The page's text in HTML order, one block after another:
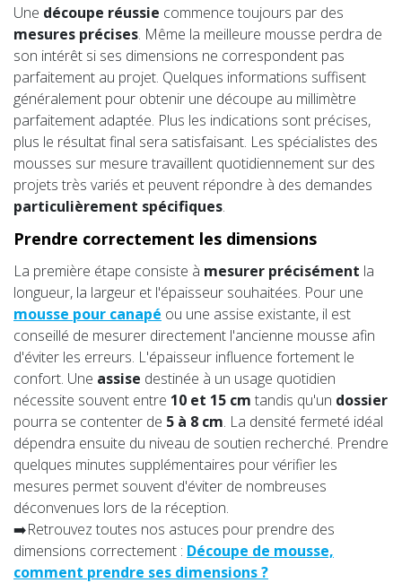
Une découpe réussie commence toujours par des
mesures précises. Même la meilleure mousse perdra de
son intérêt si ses dimensions ne correspondent pas
parfaitement au projet. Quelques informations suffisent
généralement pour obtenir une découpe au millimètre
parfaitement adaptée. Plus les indications sont précises,
plus le résultat final sera satisfaisant. Les spécialistes des
mousses sur mesure travaillent quotidiennement sur des
projets très variés et peuvent répondre à des demandes
particulièrement spécifiques.
Prendre correctement les dimensions
La première étape consiste à mesurer précisément la
longueur, la largeur et l'épaisseur souhaitées. Pour une
mousse pour canapé ou une assise existante, il est
conseillé de mesurer directement l'ancienne mousse afin
d'éviter les erreurs. L'épaisseur influence fortement le
confort. Une assise destinée à un usage quotidien
nécessite souvent entre 10 et 15 cm tandis qu'un dossier
pourra se contenter de 5 à 8 cm. La densité fermeté idéal
dépendra ensuite du niveau de soutien recherché. Prendre
quelques minutes supplémentaires pour vérifier les
mesures permet souvent d'éviter de nombreuses
déconvenues lors de la réception.
➡️Retrouvez toutes nos astuces pour prendre des
dimensions correctement : Découpe de mousse,
comment prendre ses dimensions ?